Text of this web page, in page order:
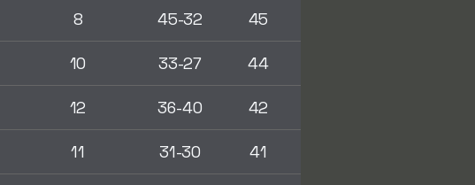
8 45-32 45
10 33-27 44
12 36-40 42
11 31-30 41